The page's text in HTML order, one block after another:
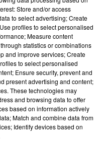
condamnés à six mois de
Store and/or access
to select advertising; Create
profiles to select personalised
Measure content
statistics or combinations
and improve services; Create
to select personalised
Ensure security, prevent and
present advertising and content;
These technologies may
and browsing data to offer
based on information actively
Match and combine data from
Identify devices based on